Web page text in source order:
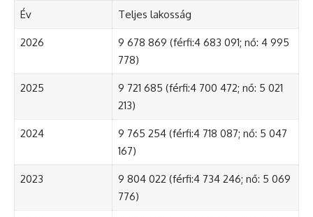
Év Teljes lakosság
2026
9 678 869 (férfi:4 683 091; nő: 4 995
778)
2025
9 721 685 (férfi:4 700 472; nő: 5 021
213)
2024
9 765 254 (férfi:4 718 087; nő: 5 047
167)
2023
9 804 022 (férfi:4 734 246; nő: 5 069
776)